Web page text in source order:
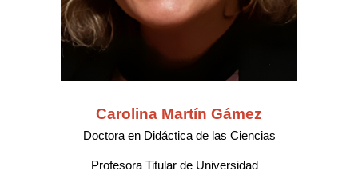
Carolina Martín Gámez
Doctora en Didáctica de las Ciencias
Profesora Titular de Universidad